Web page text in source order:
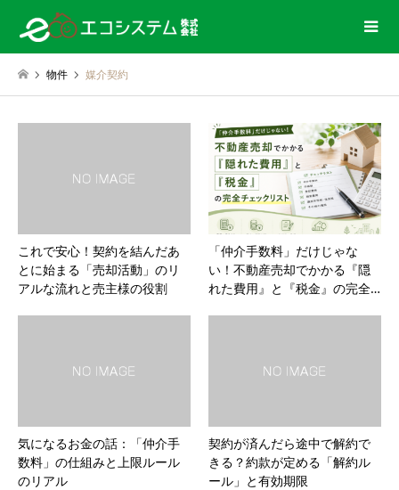
物件 媒介契約
これで安心！契約を結んだあ
とに始まる「売却活動」のリ
アルな流れと売主様の役割
「仲介手数料」だけじゃな
い！不動産売却でかかる『隠
れた費用』と『税金』の完全…
気になるお金の話：「仲介手
数料」の仕組みと上限ルール
のリアル
契約が済んだら途中で解約で
きる？約款が定める「解約ル
ール」と有効期限